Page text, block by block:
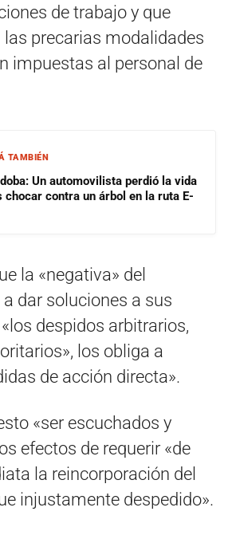
de trabajo y que
las precarias modalidades
impuestas al personal de
TAMBIÉN
Un automovilista perdió la vida
chocar contra un árbol en la ruta E-
la «negativa» del
dar soluciones a sus
despidos arbitrarios,
los obliga a
de acción directa».
«ser escuchados y
efectos de requerir «de
la reincorporación del
injustamente despedido».